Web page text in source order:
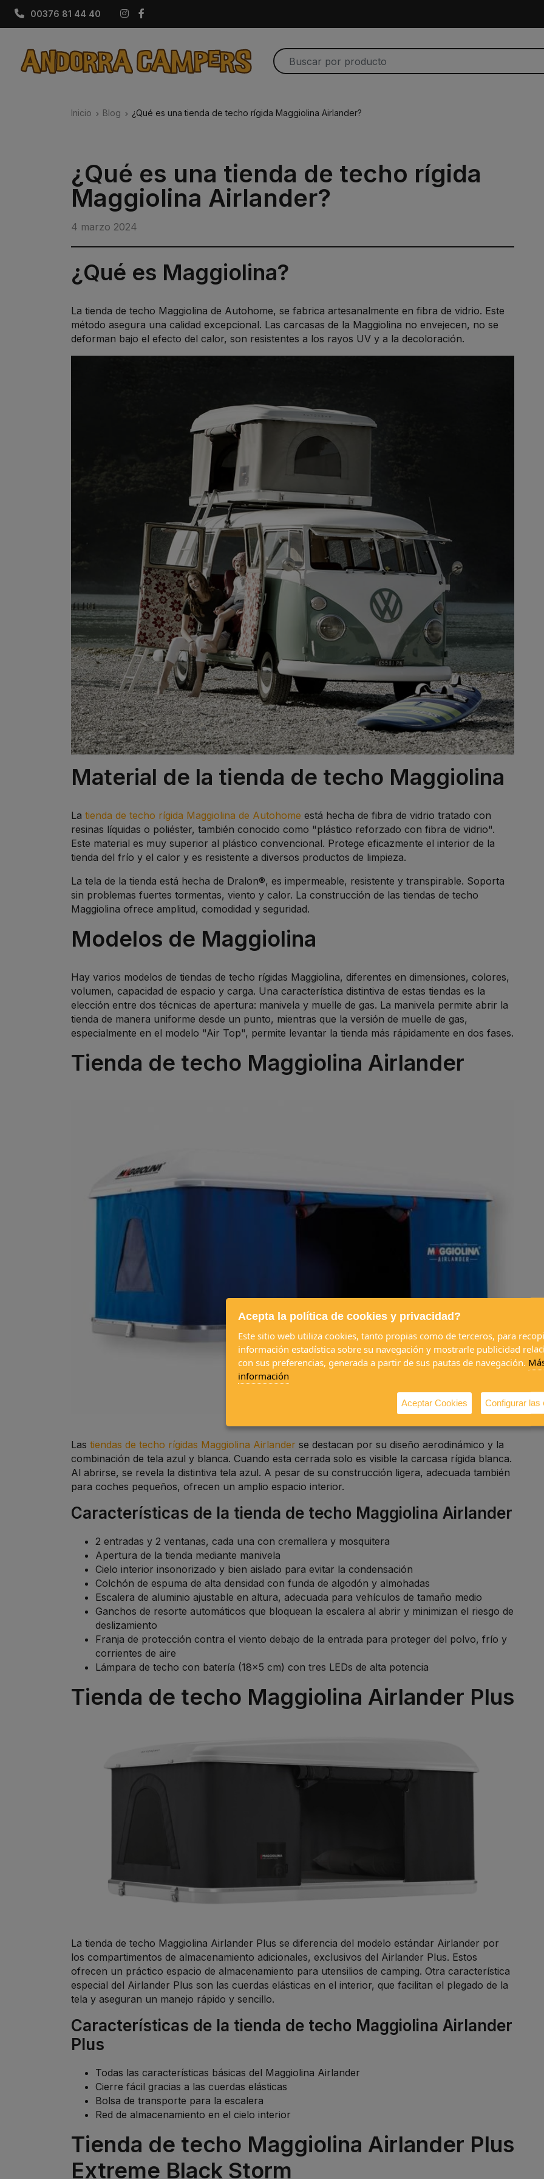
00376 81 44 40 Instagram
Inicio Blog ¿Qué es una tienda de techo rígida Maggiolina Airlander?
¿Qué es una tienda de techo rígida
Maggiolina Airlander?
4 marzo 2024
¿Qué es Maggiolina?
La tienda de techo Maggiolina de Autohome, se fabrica artesanalmente en fibra de vidrio. Este
método asegura una calidad excepcional. Las carcasas de la Maggiolina no envejecen, no se
deforman bajo el efecto del calor, son resistentes a los rayos UV y a la decoloración.
Material de la tienda de techo Maggiolina
La tienda de techo rígida Maggiolina de Autohome está hecha de fibra de vidrio tratado con
resinas líquidas o poliéster, también conocido como "plástico reforzado con fibra de vidrio".
Este material es muy superior al plástico convencional. Protege eficazmente el interior de la
tienda del frío y el calor y es resistente a diversos productos de limpieza.
La tela de la tienda está hecha de Dralon®, es impermeable, resistente y transpirable. Soporta
sin problemas fuertes tormentas, viento y calor. La construcción de las tiendas de techo
Maggiolina ofrece amplitud, comodidad y seguridad.
Modelos de Maggiolina
Hay varios modelos de tiendas de techo rígidas Maggiolina, diferentes en dimensiones, colores,
volumen, capacidad de espacio y carga. Una característica distintiva de estas tiendas es la
elección entre dos técnicas de apertura: manivela y muelle de gas. La manivela permite abrir la
tienda de manera uniforme desde un punto, mientras que la versión de muelle de gas,
especialmente en el modelo "Air Top", permite levantar la tienda más rápidamente en dos fases.
Tienda de techo Maggiolina Airlander
Las tiendas de techo rígidas Maggiolina Airlander se destacan por su diseño aerodinámico y la
combinación de tela azul y blanca. Cuando esta cerrada solo es visible la carcasa rígida blanca.
Al abrirse, se revela la distintiva tela azul. A pesar de su construcción ligera, adecuada también
para coches pequeños, ofrecen un amplio espacio interior.
Características de la tienda de techo Maggiolina Airlander
2 entradas y 2 ventanas, cada una con cremallera y mosquitera
Apertura de la tienda mediante manivela
Cielo interior insonorizado y bien aislado para evitar la condensación
Colchón de espuma de alta densidad con funda de algodón y almohadas
Escalera de aluminio ajustable en altura, adecuada para vehículos de tamaño medio
Ganchos de resorte automáticos que bloquean la escalera al abrir y minimizan el riesgo de
deslizamiento
Franja de protección contra el viento debajo de la entrada para proteger del polvo, frío y
corrientes de aire
Lámpara de techo con batería (18x5 cm) con tres LEDs de alta potencia
Tienda de techo Maggiolina Airlander Plus
La tienda de techo Maggiolina Airlander Plus se diferencia del modelo estándar Airlander por
los compartimentos de almacenamiento adicionales, exclusivos del Airlander Plus. Estos
ofrecen un práctico espacio de almacenamiento para utensilios de camping. Otra característica
especial del Airlander Plus son las cuerdas elásticas en el interior, que facilitan el plegado de la
tela y aseguran un manejo rápido y sencillo.
Características de la tienda de techo Maggiolina Airlander
Plus
Todas las características básicas del Maggiolina Airlander
Cierre fácil gracias a las cuerdas elásticas
Bolsa de transporte para la escalera
Red de almacenamiento en el cielo interior
Tienda de techo Maggiolina Airlander Plus
Extreme Black Storm
Acepta la política de cookies y privacidad?
Este sitio web utiliza cookies, tanto propias como de terceros, para
información estadística sobre su navegación y mostrarle publicidad
con sus preferencias, generada a partir de sus pautas de navegación.
información
Aceptar Cookies Configurar las